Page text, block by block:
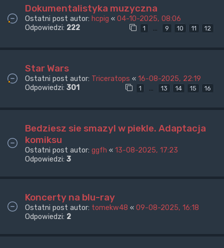
Dokumentalistyka muzyczna
Ostatni post autor: hcpig « 04-10-2025, 08:06
Odpowiedzi: 222 1 … 9 10 11 12
Star Wars
Ostatni post autor: Triceratops « 16-08-2025, 22:19
Odpowiedzi: 301 1 … 13 14 15 16
Bedziesz sie smazyl w piekle. Adaptacja
komiksu
Ostatni post autor: ggfh « 13-08-2025, 17:23
Odpowiedzi: 3
Koncerty na blu-ray
Ostatni post autor: tomekw48 « 09-08-2025, 16:18
Odpowiedzi: 2